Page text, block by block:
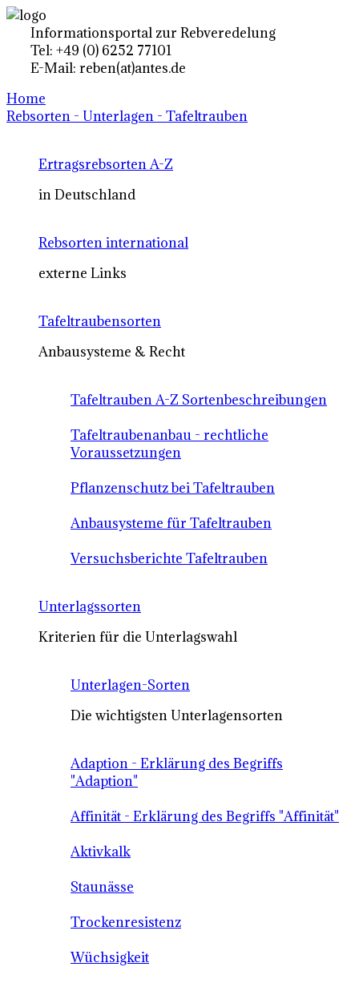
Informationsportal zur Rebveredelung
Tel: +49 (0) 6252 77101
E-Mail: reben(at)antes.de
Home
Rebsorten - Unterlagen - Tafeltrauben
Ertragsrebsorten A-Z
in Deutschland
Rebsorten international
externe Links
Tafeltraubensorten
Anbausysteme & Recht
Tafeltrauben A-Z Sortenbeschreibungen
Tafeltraubenanbau - rechtliche
Voraussetzungen
Pflanzenschutz bei Tafeltrauben
Anbausysteme für Tafeltrauben
Versuchsberichte Tafeltrauben
Unterlagssorten
Kriterien für die Unterlagswahl
Unterlagen-Sorten
Die wichtigsten Unterlagensorten
Adaption - Erklärung des Begriffs
"Adaption"
Affinität - Erklärung des Begriffs "Affinität"
Aktivkalk
Staunässe
Trockenresistenz
Wüchsigkeit